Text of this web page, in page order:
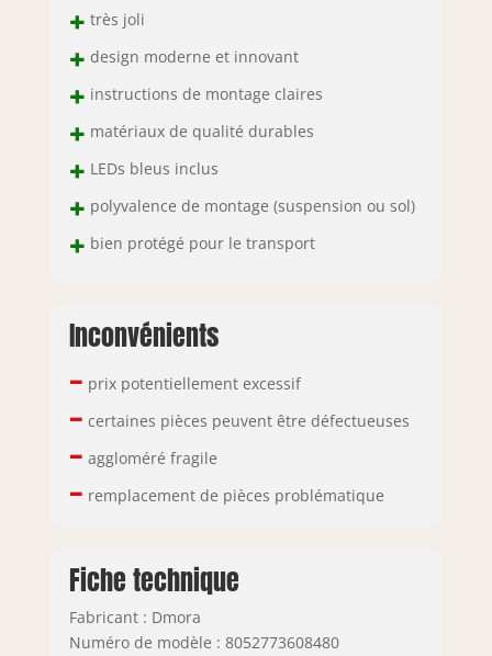
grâce à la matière
dont il est fait -
kit et livret
attention
l'emballage ,
+ très joli
+ design moderne et innovant
+ instructions de montage claires
+ matériaux de qualité durables
+ LEDs bleus inclus
+ polyvalence de montage (suspension ou sol)
+ bien protégé pour le transport
Inconvénients
– prix potentiellement excessif
– certaines pièces peuvent être défectueuses
– aggloméré fragile
– remplacement de pièces problématique
Fiche technique
Fabricant : Dmora
Numéro de modèle : 8052773608480